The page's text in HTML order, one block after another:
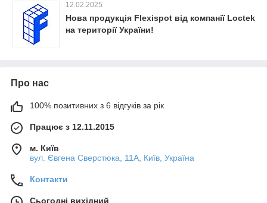
12.02.2025
Нова продукція Flexispot від компанії Loctek
на території України!
Про нас
100% позитивних з 6 відгуків за рік
Працює з 12.11.2015
м. Київ
вул. Євгена Сверстюка, 11А, Київ, Україна
Контакти
Сьогодні вихідний